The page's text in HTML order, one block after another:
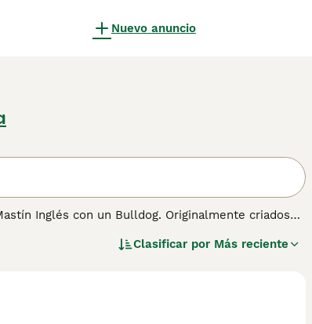
Nuevo anuncio
Inglés con un Bulldog. Originalmente criados
de entrenar, pero quieren saber por qué están
y amar su propiedad.
esta raza de perro.
Clasificar por Más reciente